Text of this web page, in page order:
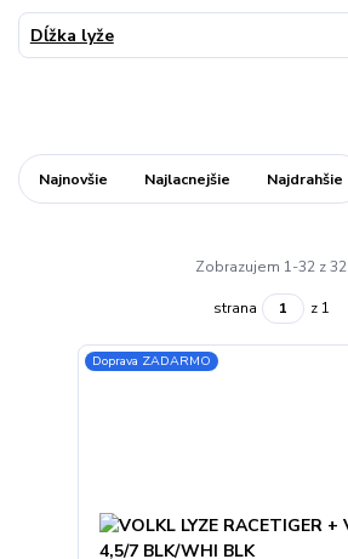
Dĺžka lyže
Najnovšie Najlacnejšie Najdrahšie
Zobrazujem 1-32 z 32
strana z 1
Doprava ZADARMO